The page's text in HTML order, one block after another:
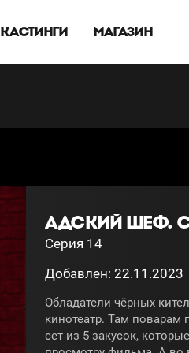
КАСТИНГИ МАГАЗИН
АДСКИЙ ШЕФ.
Серия 14
Добавлен: 22.11.2023
Обладатели чёрных
кинотеатр. Там поварам
сет из 5 закусок,